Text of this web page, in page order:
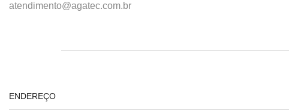
atendimento@agatec.com.br
ENDEREÇO